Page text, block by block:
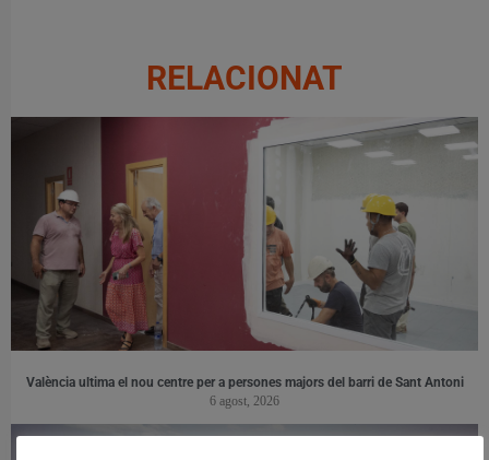
RELACIONAT
València ultima el nou centre per a persones majors del barri de Sant Antoni
6 agost, 2026